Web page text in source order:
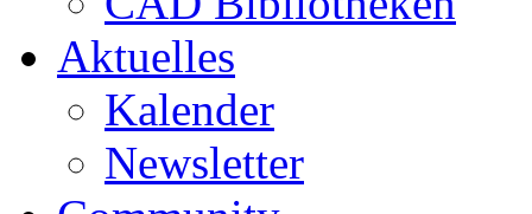
Aktuelles
Kalender
Newsletter